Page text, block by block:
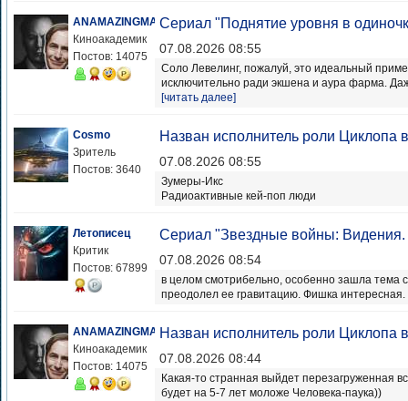
ANAMAZINGMAN
Киноакадемик
Постов: 14075
Сериал "Поднятие уровня в
07.08.2026 08:55
Соло Левелинг, пожалуй, это идеальный
исключительно ради экшена и аура фарма.
[читать далее]
Cosmo
Зритель
Постов: 3640
Назван исполнитель роли Циклопа
07.08.2026 08:55
Зумеры-Икс
Радиоактивные кей-поп люди
Летописец
Критик
Постов: 67899
Сериал "Звездные войны:
07.08.2026 08:54
в целом смотрибельно, особенно зашла тема
преодолел ее гравитацию. Фишка интересная.
ANAMAZINGMAN
Киноакадемик
Постов: 14075
Назван исполнитель роли Циклопа
07.08.2026 08:44
Какая-то странная выйдет перезагруженная
будет на 5-7 лет моложе Человека-паука))